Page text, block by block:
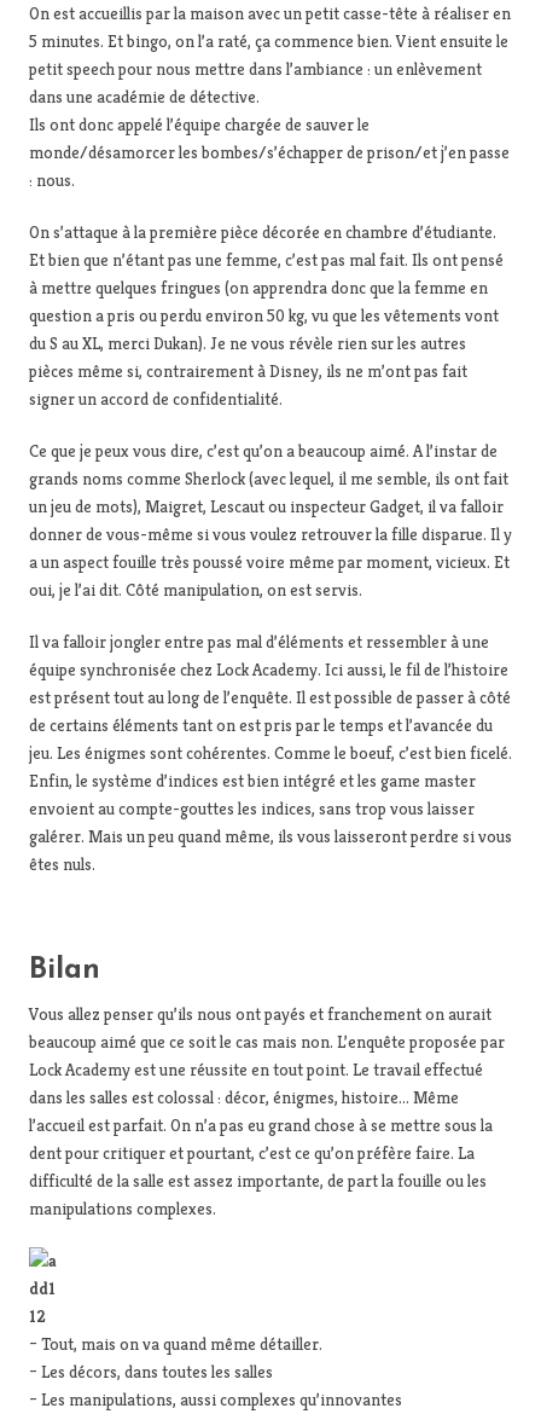
On est accueillis par la maison avec un petit casse-tête à réaliser en
5 minutes. Et bingo, on l’a raté, ça commence bien. Vient ensuite le
petit speech pour nous mettre dans l’ambiance : un enlèvement
dans une académie de détective.
Ils ont donc appelé l’équipe chargée de sauver le
monde/désamorcer les bombes/s’échapper de prison/et j’en passe
: nous.
On s’attaque à la première pièce décorée en chambre d’étudiante.
Et bien que n’étant pas une femme, c’est pas mal fait. Ils ont pensé
à mettre quelques fringues (on apprendra donc que la femme en
question a pris ou perdu environ 50 kg, vu que les vêtements vont
du S au XL, merci Dukan). Je ne vous révèle rien sur les autres
pièces même si, contrairement à Disney, ils ne m’ont pas fait
signer un accord de confidentialité.
Ce que je peux vous dire, c’est qu’on a beaucoup aimé. A l’instar de
grands noms comme Sherlock (avec lequel, il me semble, ils ont fait
un jeu de mots), Maigret, Lescaut ou inspecteur Gadget, il va falloir
donner de vous-même si vous voulez retrouver la fille disparue. Il y
a un aspect fouille très poussé voire même par moment, vicieux. Et
oui, je l’ai dit. Côté manipulation, on est servis.
Il va falloir jongler entre pas mal d’éléments et ressembler à une
équipe synchronisée chez Lock Academy. Ici aussi, le fil de l’histoire
est présent tout au long de l’enquête. Il est possible de passer à côté
de certains éléments tant on est pris par le temps et l’avancée du
jeu. Les énigmes sont cohérentes. Comme le boeuf, c’est bien ficelé.
Enfin, le système d’indices est bien intégré et les game master
envoient au compte-gouttes les indices, sans trop vous laisser
galérer. Mais un peu quand même, ils vous laisseront perdre si vous
êtes nuls.
Bilan
Vous allez penser qu’ils nous ont payés et franchement on aurait
beaucoup aimé que ce soit le cas mais non. L’enquête proposée par
Lock Academy est une réussite en tout point. Le travail effectué
dans les salles est colossal : décor, énigmes, histoire… Même
l’accueil est parfait. On n’a pas eu grand chose à se mettre sous la
dent pour critiquer et pourtant, c’est ce qu’on préfère faire. La
difficulté de la salle est assez importante, de part la fouille ou les
manipulations complexes.
– Tout, mais on va quand même détailler.
– Les décors, dans toutes les salles
– Les manipulations, aussi complexes qu’innovantes